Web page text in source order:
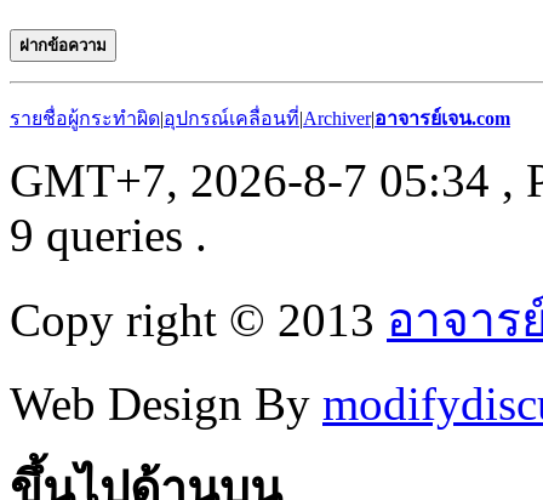
ฝากข้อความ
รายชื่อผู้กระทำผิด|อุปกรณ์เคลื่อนที่|Archiver|อาจารย์เจน.com
GMT+7, 2026-8-7 05:34 ,
9 queries .
Copy right © 2013 อาจาร
Web Design By
ขึ้นไปด้านบน